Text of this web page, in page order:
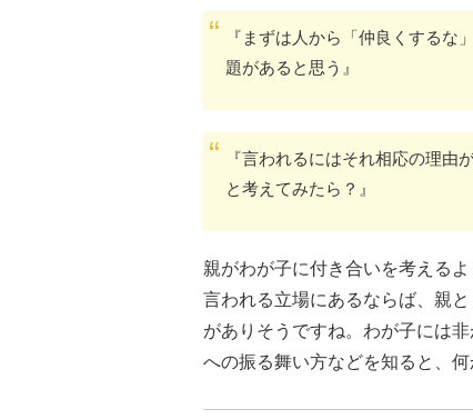
『まずは人から「仲良くするな
題があると思う』
『言われるにはそれ相応の理由
と考えてみたら？』
親がわが子に付き合いを考える
言われる立場にあるならば、親
がありそうですね。わが子には
への振る舞い方などを知ると、